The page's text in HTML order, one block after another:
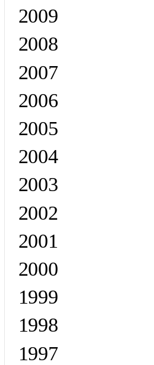
2009
2008
2007
2006
2005
2004
2003
2002
2001
2000
1999
1998
1997